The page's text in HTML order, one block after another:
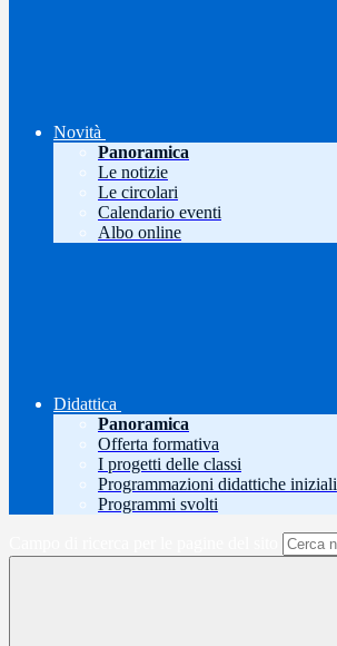
Novità
Panoramica
Le notizie
Le circolari
Calendario eventi
Albo online
Didattica
Panoramica
Offerta formativa
I progetti delle classi
Programmazioni didattiche iniziali
Programmi svolti